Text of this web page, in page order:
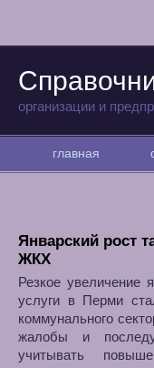
организации и
главная
Январский рост
ЖКХ
Резкое увеличение
услуги в Перми
коммунального
жалобы и
учитывать